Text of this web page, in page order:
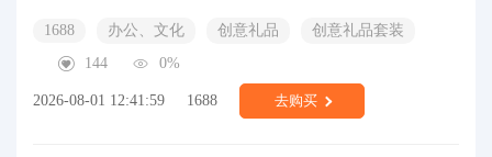
1688 办公、文化 创意礼品
创意礼品套装
144
0%
2026-08-01 12:41:59 1688 去购买